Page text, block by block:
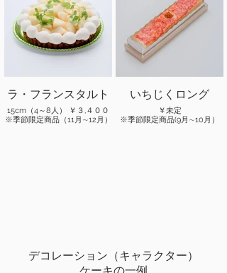
★立体ケーキ
15cmからご利用いただけます
ケーキ代＋￥1,200
※３日前までにご予約くださ
ラ・フランスタルト
15cm（4～8人） ￥３,４００
※季節限定商品（11月∼12月）
いちじくロング
￥未定
※季節限定商品(9月∼10月）
デコレーション（キャラクター）